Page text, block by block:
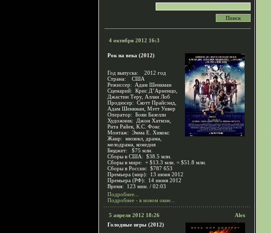
4 октября 2012 16:3
Рок на века (2012)
Год выпуска: 2012 год
Страна: США
Режиссер: Адам Шенкман
Сценарий: Крис Д’Ариенцо,
Джастин Теру, Аллан Лоб
Продюсер: Скотт Прайсэнд,
Адам Шенкман, Мэтт Уивер
Оператор: Боян Базелли
Художник: Джон Хатмэн,
Рита Райек, К.С. Фокс
Монтаж: Эмма Е. Хикокс
Жанр: мюзикл, драма,
мелодрама, комедия
Бюджет: $75 млн.
Сборы в США: $38.5 млн.
Сборы в мире: + $13.3 млн. = $51.8 млн.
Сборы в России: $787 653
Премьера (мир): 13 июня 2012
Премьера (РФ): 14 июня 2012
Время: 123 мин. / 02:03
Подробнее...
Подробнее - в новом окне...
5 апреля 2012 18:26
Alex
Голодные игры (2012)